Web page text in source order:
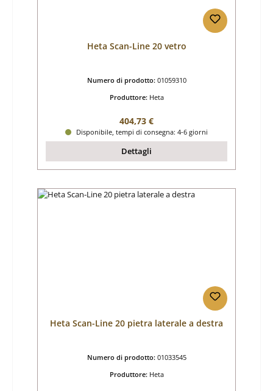
Heta Scan-Line 20 vetro
Numero di prodotto: 01059310
Produttore: Heta
Prezzo normale:
404,73 €
Disponibile, tempi di consegna: 4-6 giorni
Dettagli
Heta Scan-Line 20 pietra laterale a destra
Numero di prodotto: 01033545
Produttore: Heta